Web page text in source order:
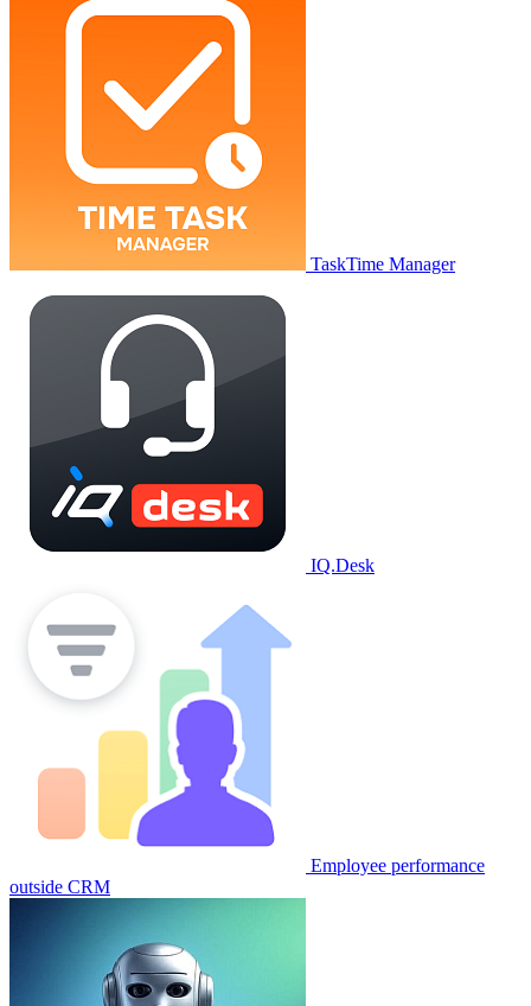
TaskTime Manager
IQ.Desk
Employee performance
outside CRM